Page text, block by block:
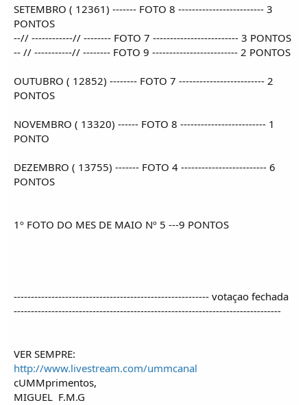
SETEMBRO ( 12361) ------- FOTO 8 ------------------------- 3
PONTOS
--// ------------// -------- FOTO 7 ------------------------- 3 PONTOS
-- // -----------// -------- FOTO 9 ------------------------- 2 PONTOS
OUTUBRO ( 12852) -------- FOTO 7 ------------------------- 2
PONTOS
NOVEMBRO ( 13320) ------ FOTO 8 ------------------------- 1
PONTO
DEZEMBRO ( 13755) ------- FOTO 4 ------------------------- 6
PONTOS
1º FOTO DO MES DE MAIO Nº 5 ---9 PONTOS
--------------------------------------------------------- votaçao fechada
------------------------------------------------------------------------------
VER SEMPRE:
http://www.livestream.com/ummcanal
cUMMprimentos,
MIGUEL F.M.G